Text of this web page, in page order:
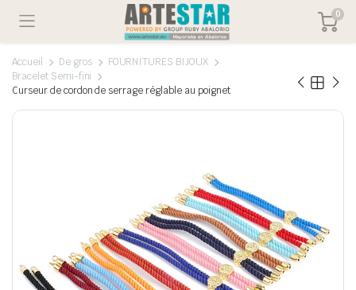
0
Accueil De gros
FOURNITURES BIJOUX
Bracelet Semi-fini
Curseur de cordon de serrage réglable au poignet